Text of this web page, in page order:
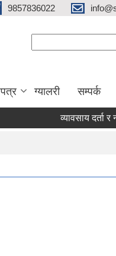
9857836022
ग्यालरी सम्पर्क
व्यावसाय दर्ता